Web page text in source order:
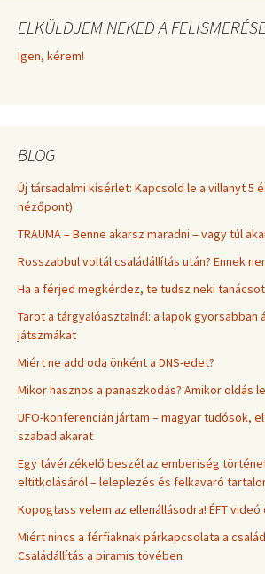
ELKÜLDJEM NEKED A
Igen, kérem!
BLOG
Új társadalmi kísérlet: Kapcsold le a villanyt 5
nézőpont)
TRAUMA – Benne akarsz maradni – vagy túl
Rosszabbul voltál családállítás után? Ennek
Ha a férjed megkérdez, te tudsz neki tanácsot
Tarot a tárgyalóasztalnál: a lapok gyorsabban
játszmákat
Miért ne add oda önként a DNS-edet?
Mikor hasznos a panaszkodás? Amikor oldás
UFO-konferencián jártam – magyar tudósok,
szabad akarat
Egy távérzékelő beszél az emberiség
eltitkolásáról – leleplezés és felkavaró
Kopogtass velem az ellenállásodra! ÉFT
Miért nincs a férfiaknak párkapcsolata a
Családállítás a piramis tövében